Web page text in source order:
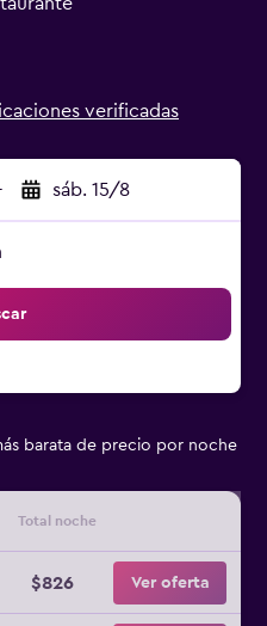
verificadas
sáb. 15/8
barata de precio por noche
Total noche
$826 Ver oferta